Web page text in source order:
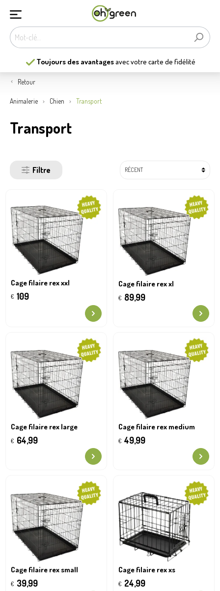
Toujours des avantagesavec votre carte de fidélité
Retour
Animalerie Chien Transport
Transport
Filtre
Cage filaire rex xxl
€ 109
Cage filaire rex xl
€ 89,99
Cage filaire rex large
€ 64,99
Cage filaire rex medium
€ 49,99
Cage filaire rex small
€ 39,99
Cage filaire rex xs
€ 24,99